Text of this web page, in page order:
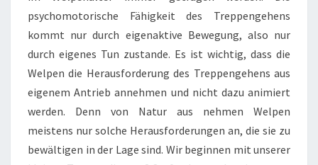
psychomotorische Fähigkeit des Treppengehens
kommt nur durch eigenaktive Bewegung, also nur
durch eigenes Tun zustande. Es ist wichtig, dass die
Welpen die Herausforderung des Treppengehens aus
eigenem Antrieb annehmen und nicht dazu animiert
werden. Denn von Natur aus nehmen Welpen
meistens nur solche Herausforderungen an, die sie zu
bewältigen in der Lage sind. Wir beginnen mit unserer